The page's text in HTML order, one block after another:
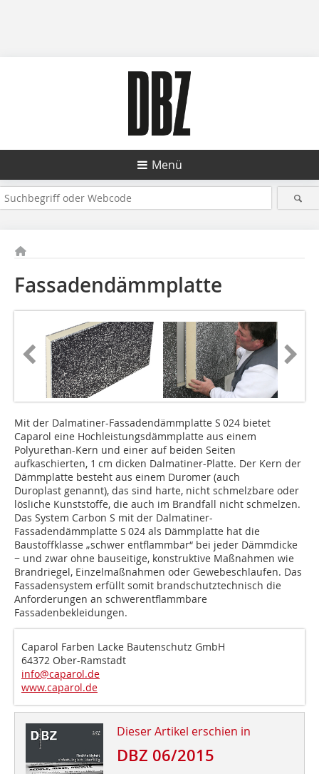
Menü
Fassadendämmplatte
Mit der Dalmatiner-Fassadendämmplatte S 024 bietet
Caparol eine Hochleistungsdämmplatte aus einem
Polyurethan-Kern und einer auf beiden Seiten
aufkaschierten, 1 cm dicken Dalmatiner-Platte. Der Kern der
Dämmplatte besteht aus einem Duromer (auch
Duroplast genannt), das sind harte, nicht schmelzbare oder
lösliche Kunststoffe, die auch im Brandfall nicht schmelzen.
Das System Carbon S mit der Dalmatiner-
Fassadendämmplatte S 024 als Dämmplatte hat die
Baustoffklasse „schwer entflammbar“ bei jeder Dämmdicke
− und zwar ohne bauseitige, konstruktive Maßnahmen wie
Brandriegel, Einzelmaßnahmen oder Gewebeschlaufen. Das
Fassadensystem erfüllt somit brandschutztechnisch die
Anforderungen an schwerentflammbare
Fassadenbekleidungen.
Caparol Farben Lacke Bautenschutz GmbH
64372 Ober-Ramstadt
info@caparol.de
www.caparol.de
Dieser Artikel erschien in
DBZ 06/2015